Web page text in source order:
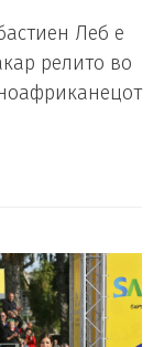
Леб е
релито во